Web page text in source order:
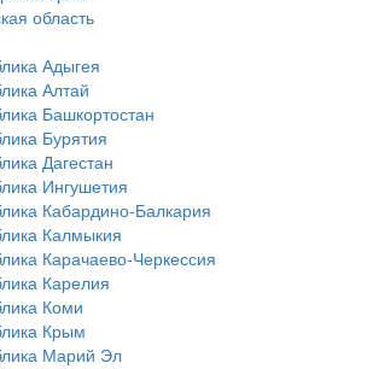
область
Адыгея
Алтай
Башкортостан
Бурятия
Дагестан
Ингушетия
Кабардино-Балкария
Калмыкия
Карачаево-Черкессия
Карелия
Коми
Крым
Марий Эл